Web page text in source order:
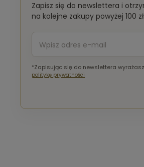
Zapisz się do newslettera i
na kolejne zakupy powyżej 100
*Zapisując się do newslettera
politykę prywatności